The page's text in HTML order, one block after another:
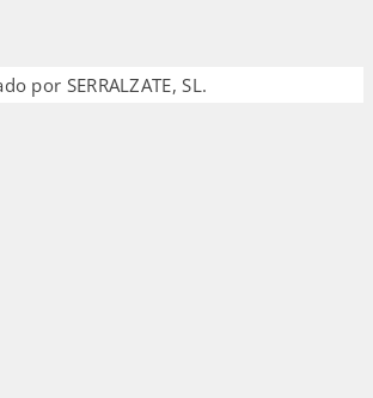
por SERRALZATE, SL.